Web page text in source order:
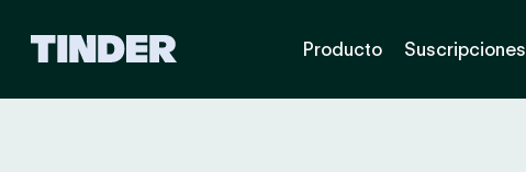
Producto Suscripciones